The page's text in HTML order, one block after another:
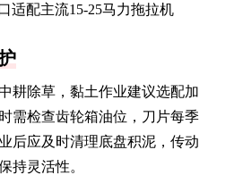
适配主流15-25马力拖拉机
耕除草，黏土作业建议选配加
需检查齿轮箱油位，刀片每季
后应及时清理底盘积泥，传动
持灵活性。